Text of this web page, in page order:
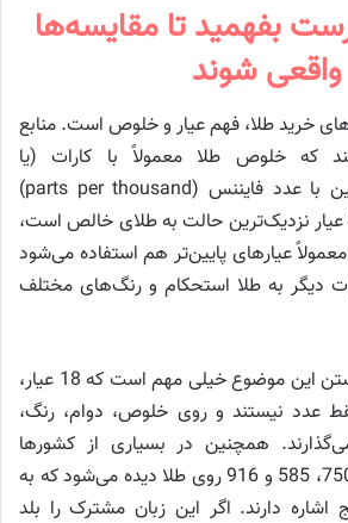
بفهمید تا مقایسه‌ها
واقعی شوند
خرید طلا، فهم عیار و خلوص است. منابع
که خلوص طلا معمولاً با کارات (یا
کرات/karat) و همچنین با عدد فایننس (parts per thousand)
بیان می‌شود. طلای 24 عیار نزدیک‌ترین حالت به طلای خالص است،
عیارهای پایین‌تر هم استفاده می‌شود
دیگر به طلا استحکام و رنگ‌های مختلف
برای خرید روزمره، دانستن این موضوع خیلی مهم است که 18 عیار،
22 عیار فقط عدد نیستند و روی خلوص، دوام، رنگ،
همچنین در بسیاری از کشورها
عددهای فایننس مثل 750، 585 و 916 روی طلا دیده می‌شود که به
اشاره دارند. اگر این زبان مشترک را بلد